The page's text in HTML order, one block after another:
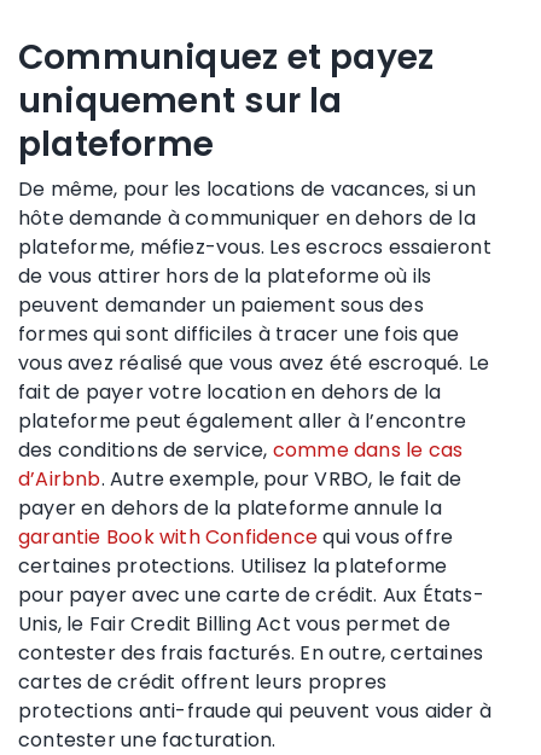
Communiquez et payez
uniquement sur la
plateforme
De même, pour les locations de vacances, si un
hôte demande à communiquer en dehors de la
plateforme, méfiez-vous. Les escrocs essaieront
de vous attirer hors de la plateforme où ils
peuvent demander un paiement sous des
formes qui sont difficiles à tracer une fois que
vous avez réalisé que vous avez été escroqué. Le
fait de payer votre location en dehors de la
plateforme peut également aller à l’encontre
des conditions de service, comme dans le cas
d’Airbnb. Autre exemple, pour VRBO, le fait de
payer en dehors de la plateforme annule la
garantie Book with Confidencequi vous offre
certaines protections. Utilisez la plateforme
pour payer avec une carte de crédit. Aux États-
Unis, le Fair Credit Billing Act vous permet de
contester des frais facturés. En outre, certaines
cartes de crédit offrent leurs propres
protections anti-fraude qui peuvent vous aider à
contester une facturation.